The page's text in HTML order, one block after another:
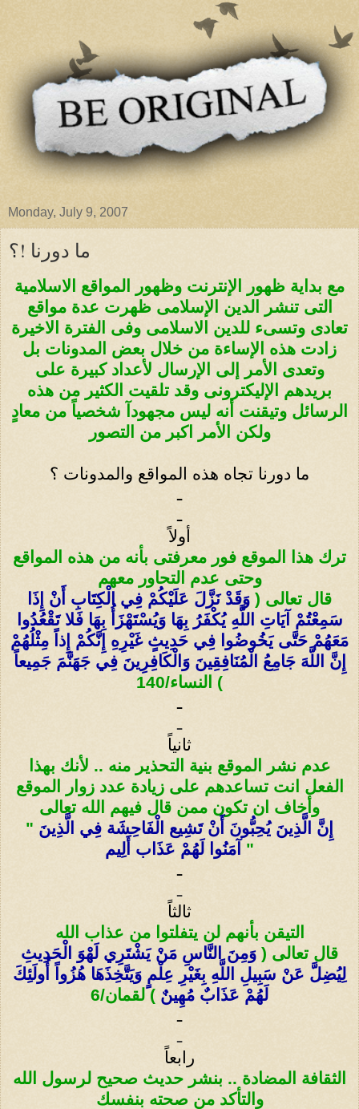
Monday, July 9, 2007
ما دورنا !؟
مع بداية ظهور الإنترنت وظهور المواقع الاسلامية
التى تنشر الدين الإسلامى ظهرت عدة مواقع
تعادى وتسىء للدين الاسلامى وفى الفترة الاخيرة
زادت هذه الإساءة من خلال بعض المدونات بل
وتعدى الأمر إلى الإرسال لأعداد كبيرة على
بريدهم الإليكترونى وقد تلقيت الكثير من هذه
الرسائل وتيقنت أنه ليس مجهودآ شخصياً من معادٍ
ولكن الأمر اكبر من التصور
ما دورنا تجاه هذه المواقع والمدونات ؟
ـ
ـ
أولاً
ترك هذا الموقع فور معرفتى بأنه من هذه المواقع
وحتى عدم التحاور معهم
قال تعالى ( وَقَدْ نَزَّلَ عَلَيْكُمْ فِي الْكِتَابِ أَنْ إِذَا
سَمِعْتُمْ آيَاتِ اللَّهِ يُكْفَرُ بِهَا وَيُسْتَهْزَأُ بِهَا فَلا تَقْعُدُوا
مَعَهُمْ حَتَّى يَخُوضُوا فِي حَدِيثٍ غَيْرِهِ إِنَّكُمْ إِذاً مِثْلُهُمْ
إِنَّ اللَّهَ جَامِعُ الْمُنَافِقِينَ وَالْكَافِرِينَ فِي جَهَنَّمَ جَمِيعاً
) النساء/140
ـ
ـ
ثانياً
عدم نشر الموقع بنية التحذير منه .. لأنك بهذا
الفعل انت تساعدهم على زيادة عدد زوار الموقع
وأخاف ان تكون ممن قال فيهم الله تعالى
" إِنَّ الَّذِينَ يُحِبُّونَ أَنْ تَشِيع الْفَاحِشَة فِي الَّذِينَ
آمَنُوا لَهُمْ عَذَاب أَلِيم "
ـ
ـ
ثالثاً
التيقن بأنهم لن يتفلتوا من عذاب الله
قال تعالى ( وَمِنَ النَّاسِ مَنْ يَشْتَرِي لَهْوَ الْحَدِيثِ
لِيُضِلَّ عَنْ سَبِيلِ اللَّهِ بِغَيْرِ عِلْمٍ وَيَتَّخِذَهَا هُزُواً أُولَئِكَ
لَهُمْ عَذَابٌ مُهِينٌ ) لقمان/6
ـ
ـ
رابعاً
الثقافة المضادة .. بنشر حديث صحيح لرسول الله
والتأكد من صحته بنفسك